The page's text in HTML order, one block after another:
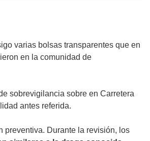
varias bolsas transparentes que en
en la comunidad de
sobrevigilancia sobre en Carretera
antes referida.
preventiva. Durante la revisión, los